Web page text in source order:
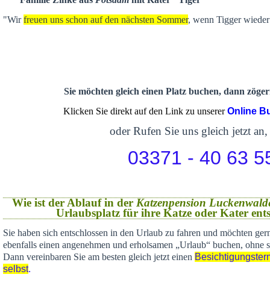
"Wirfreuen uns schon auf den nächsten Sommer, wenn Tigger
Sie möchten gleich einen Platz buchen, dann
Klicken Sie direkt auf den Link zu unsererOnline
oder Rufen Sie uns gleich jetzt an,
03371 - 40 63
Wie ist der Ablauf in der Katzenpension
Urlaubsplatz für ihre Katze oder Kater
Sie haben sich entschlossen in den Urlaub zu fahren und möchten
ebenfalls einen angenehmen und erholsamen „Urlaub“ buchen, ohne
Dann vereinbaren Sie am besten gleich jetzt einen
selbst.